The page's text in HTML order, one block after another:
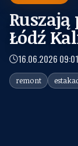
Łódź
16.06.2026 09:01
remont